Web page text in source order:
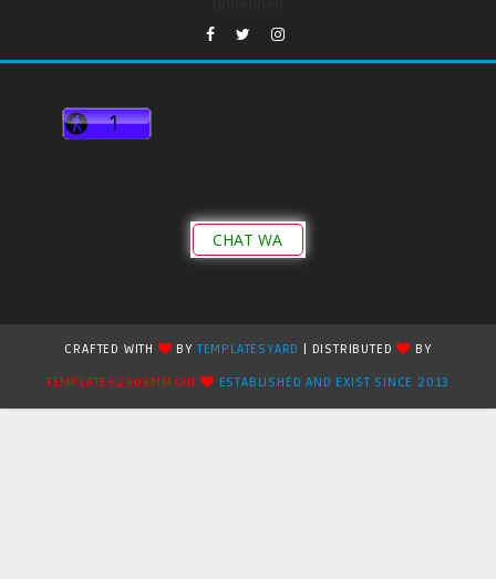
CHAT WA
CRAFTED WITH BYTEMPLATESYARD | DISTRIBUTED
BY
TEMPLATES2909MMXXII
ESTABLISHED AND EXIST SINCE 2013